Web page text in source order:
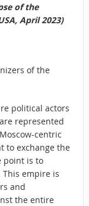
of the
April 2023)
of the
political actors
represented
centric
to exchange the
point is to
empire is
and
the entire